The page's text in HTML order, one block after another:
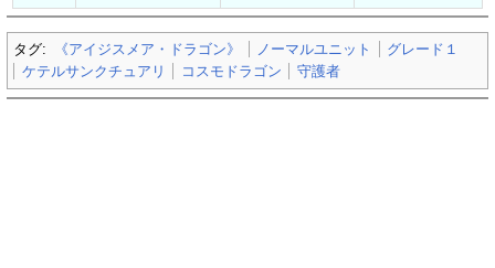
タグ: 《アイジスメア・ドラゴン》 ノーマルユニット
グレード１
ケテルサンクチュアリ
コスモドラゴン 守護者